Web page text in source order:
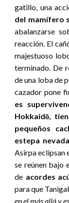
gatillo, una
del mamífero
abalanzarse
reacción. El
majestuoso
terminado. De
de una loba de
cazador pone
es
Hokkaidō,
pequeños
estepa nevada
Asirpa eclipsan
se reúnen bajo
de acordes
para que
en el más allá y